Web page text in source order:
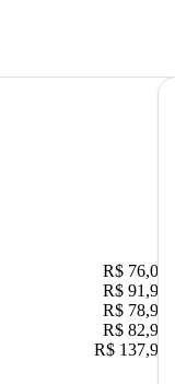
R$ 76,09
R$ 91,90
R$ 78,90
R$ 82,90
R$ 137,90